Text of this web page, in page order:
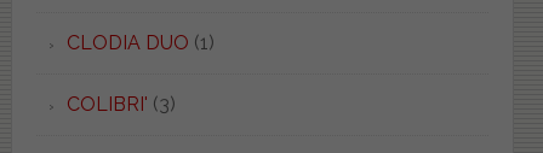
CLODIA DUO (1)
COLIBRI' (3)